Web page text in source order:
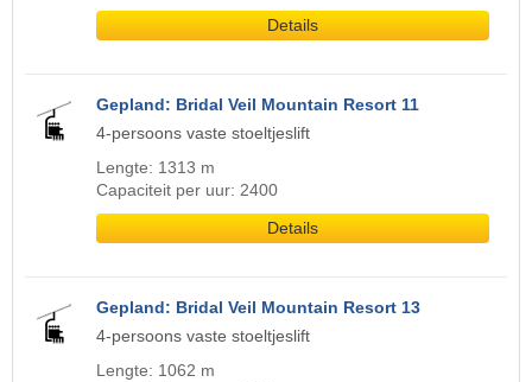
Details
Gepland: Bridal Veil Mountain Resort 11
4-persoons vaste stoeltjeslift
Lengte: 1313 m
Capaciteit per uur: 2400
Details
Gepland: Bridal Veil Mountain Resort 13
4-persoons vaste stoeltjeslift
Lengte: 1062 m